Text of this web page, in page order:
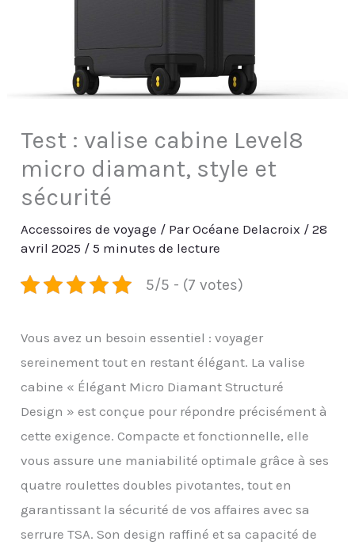
Test : valise cabine Level8
micro diamant, style et
sécurité
Accessoires de voyage / ParOcéane Delacroix /28
avril 2025 /5 minutes de lecture
5/5 - (7 votes)
Vous avez un besoin essentiel : voyager
sereinement tout en restant élégant. La valise
cabine « Élégant Micro Diamant Structuré
Design » est conçue pour répondre précisément à
cette exigence. Compacte et fonctionnelle, elle
vous assure une maniabilité optimale grâce à ses
quatre roulettes doubles pivotantes, tout en
garantissant la sécurité de vos affaires avec sa
serrure TSA. Son design raffiné et sa capacité de